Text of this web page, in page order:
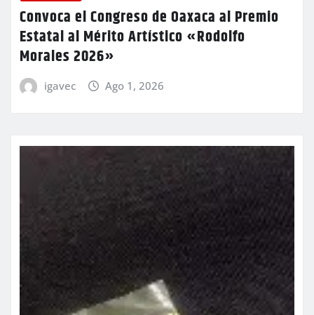
Convoca el Congreso de Oaxaca al Premio
Estatal al Mérito Artístico «Rodolfo
Morales 2026»
igavec Ago 1, 2026